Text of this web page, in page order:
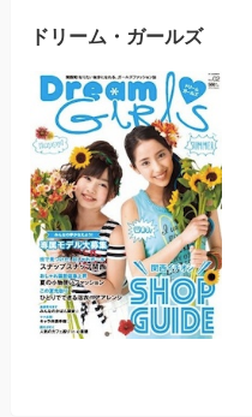
ドリーム・ガールズ